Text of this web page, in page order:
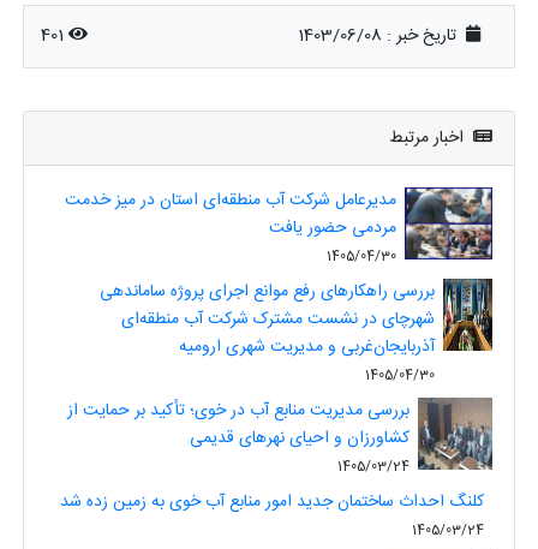
تاریخ خبر : 1403/06/08 401
اخبار مرتبط
مدیرعامل شرکت آب منطقه‌ای استان در میز خدمت
مردمی حضور یافت
1405/04/30
بررسی راهکارهای رفع موانع اجرای پروژه ساماندهی
شهرچای در نشست مشترک شرکت آب منطقه‌ای
آذربایجان‌غربی و مدیریت شهری ارومیه
1405/04/30
بررسی مدیریت منابع آب در خوی؛ تأکید بر حمایت از
کشاورزان و احیای نهرهای قدیمی
1405/03/24
کلنگ احداث ساختمان جدید امور منابع آب خوی به زمین زده شد
1405/03/24